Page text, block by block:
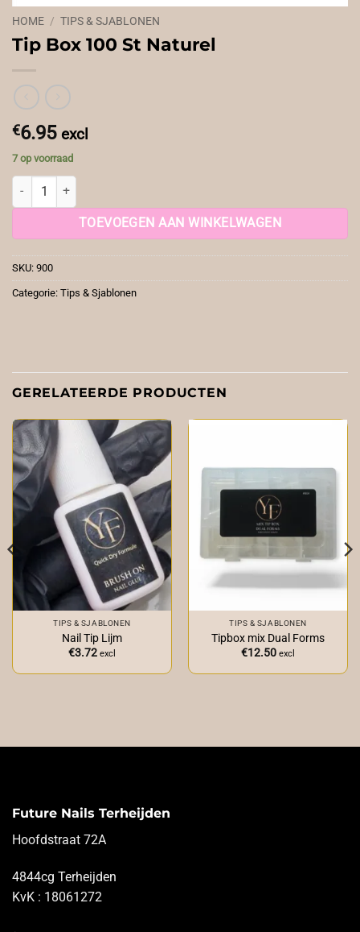
HOME / TIPS & SJABLONEN
Tip Box 100 St Naturel
€6.95 excl
7 op voorraad
Tip Box 100 St Naturel aantal
TOEVOEGEN AAN WINKELWAGEN
SKU: 900
Categorie: Tips & Sjablonen
GERELATEERDE PRODUCTEN
TIPS & SJABLONEN
Nail Tip Lijm
€3.72 excl
TIPS & SJABLONEN
Tipbox mix Dual Forms
€12.50 excl
Future Nails Terheijden
Hoofdstraat 72A
4844cg Terheijden
KvK : 18061272